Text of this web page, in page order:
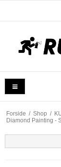
Forside / Shop /
Diamond Painting -